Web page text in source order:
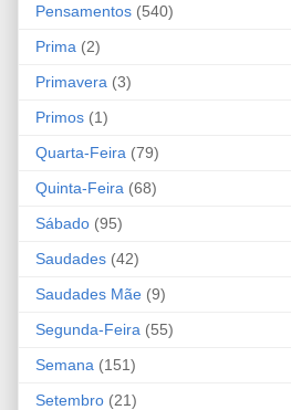
Pensamentos (540)
Prima (2)
Primavera (3)
Primos (1)
Quarta-Feira (79)
Quinta-Feira (68)
Sábado (95)
Saudades (42)
Saudades Mãe (9)
Segunda-Feira (55)
Semana (151)
Setembro (21)